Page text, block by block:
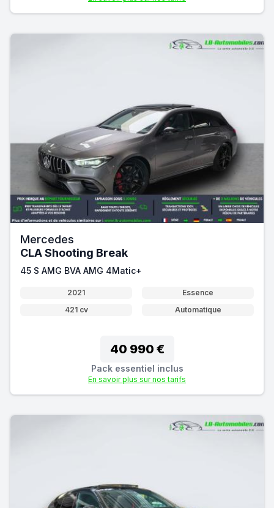
Mercedes
CLA Shooting Break
45 S AMG BVA AMG 4Matic+
2021
Essence
421 cv
Automatique
40 990 €
Pack essentiel inclus
En savoir plus sur nos tarifs